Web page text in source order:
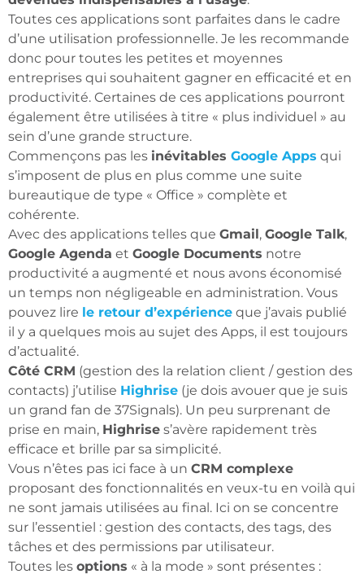
Toutes ces applications sont parfaites dans le cadre
d’une utilisation professionnelle. Je les recommande
donc pour toutes les petites et moyennes
entreprises qui souhaitent gagner en efficacité et en
productivité. Certaines de ces applications pourront
également être utilisées à titre « plus individuel » au
sein d’une grande structure.
Commençons pas les inévitables Google Apps qui
s’imposent de plus en plus comme une suite
bureautique de type « Office » complète et
cohérente.
Avec des applications telles que Gmail, Google Talk,
Google Agenda et Google Documents notre
productivité a augmenté et nous avons économisé
un temps non négligeable en administration. Vous
pouvez lire le retour d’expérience que j’avais publié
il y a quelques mois au sujet des Apps, il est toujours
d’actualité.
Côté CRM (gestion des la relation client / gestion des
contacts) j’utilise Highrise (je dois avouer que je suis
un grand fan de 37Signals). Un peu surprenant de
prise en main, Highrise s’avère rapidement très
efficace et brille par sa simplicité.
Vous n’êtes pas ici face à un CRM complexe
proposant des fonctionnalités en veux-tu en voilà qui
ne sont jamais utilisées au final. Ici on se concentre
sur l’essentiel : gestion des contacts, des tags, des
tâches et des permissions par utilisateur.
Toutes les options « à la mode » sont présentes :